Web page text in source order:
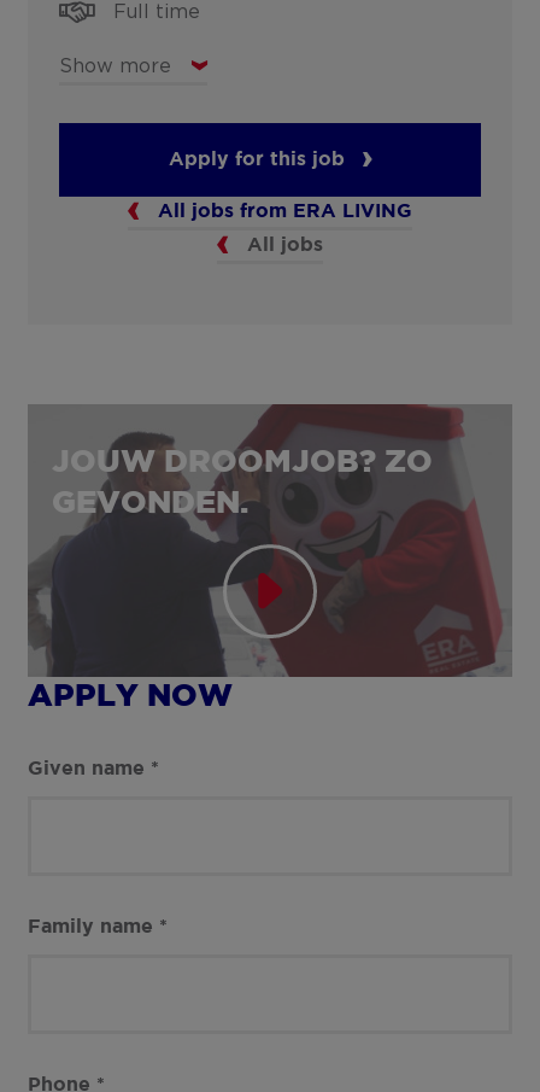
Full time
Show more
Apply for this job
All jobs from ERA LIVING
All jobs
JOUW DROOMJOB? ZO
GEVONDEN.
APPLY NOW
Given name *
Family name *
Phone *